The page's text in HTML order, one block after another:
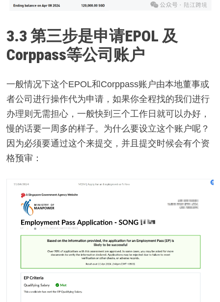
3.3第三步是申请EPOL 及
Corppass等公司账户
一般情况下这个EPOL和Corppass账户由本地董事或
者公司进行操作代为申请，如果你全程找的我们进行
办理则无需担心，一般快到三个工作日就可以办好，
慢的话要一周多的样子。为什么要设立这个账户呢？
因为必须要通过这个来提交，并且提交时候会有个资
格预审：